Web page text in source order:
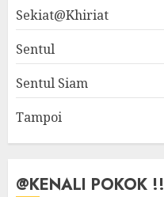
Sekiat@Khiriat
Sentul
Sentul Siam
Tampoi
@KENALI POKOK !!